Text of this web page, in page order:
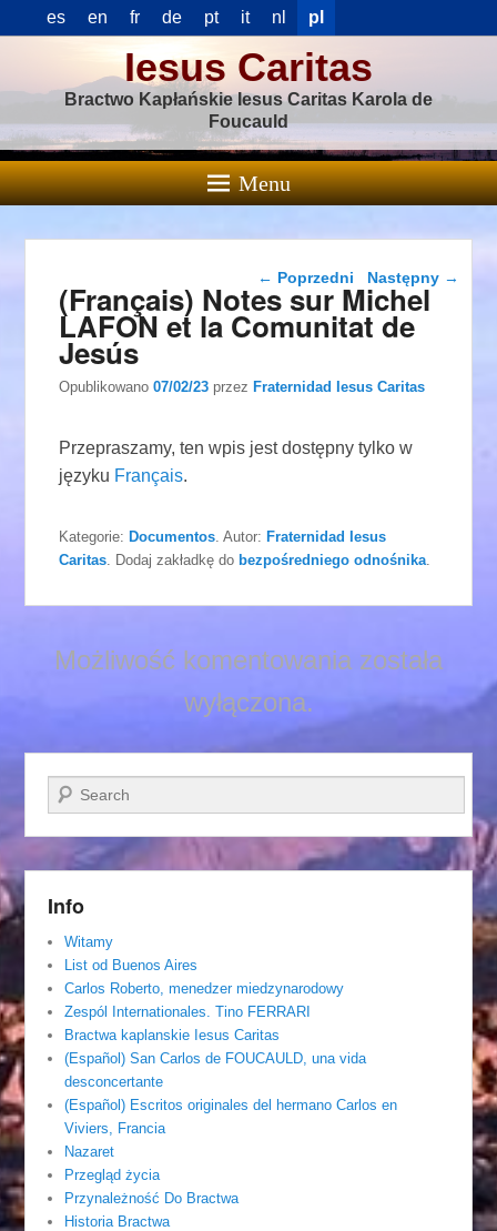
es en fr de pt it nl pl
Iesus Caritas
Bractwo Kapłańskie Iesus Caritas Karola de
Foucauld
Menu
Nawigacja wpisu
← Poprzedni Następny →
(Français) Notes sur Michel
LAFON et la Comunitat de
Jesús
Opublikowano07/02/23 przezFraternidad Iesus Caritas
Przepraszamy, ten wpis jest dostępny tylko w
języku Français.
Kategorie:Documentos . Autor:Fraternidad Iesus
Caritas . Dodaj zakładkę do bezpośredniego odnośnika
Możliwość komentowania została
wyłączona.
Szukaj
Info
Witamy
List od Buenos Aires
Carlos Roberto, menedzer miedzynarodowy
Zespól Internationales. Tino FERRARI
Bractwa kaplanskie Iesus Caritas
(Español) San Carlos de FOUCAULD, una vida
desconcertante
(Español) Escritos originales del hermano Carlos en
Viviers, Francia
Nazaret
Przegląd życia
Przynależność Do Bractwa
Historia Bractwa